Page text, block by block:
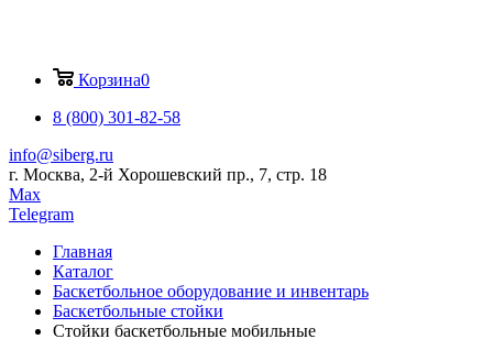
Корзина0
8 (800) 301-82-58
info@siberg.ru
г. Москва, 2-й Хорошевский пр., 7, стр. 18
Max
Telegram
Главная
Каталог
Баскетбольное оборудование и инвентарь
Баскетбольные стойки
Стойки баскетбольные мобильные